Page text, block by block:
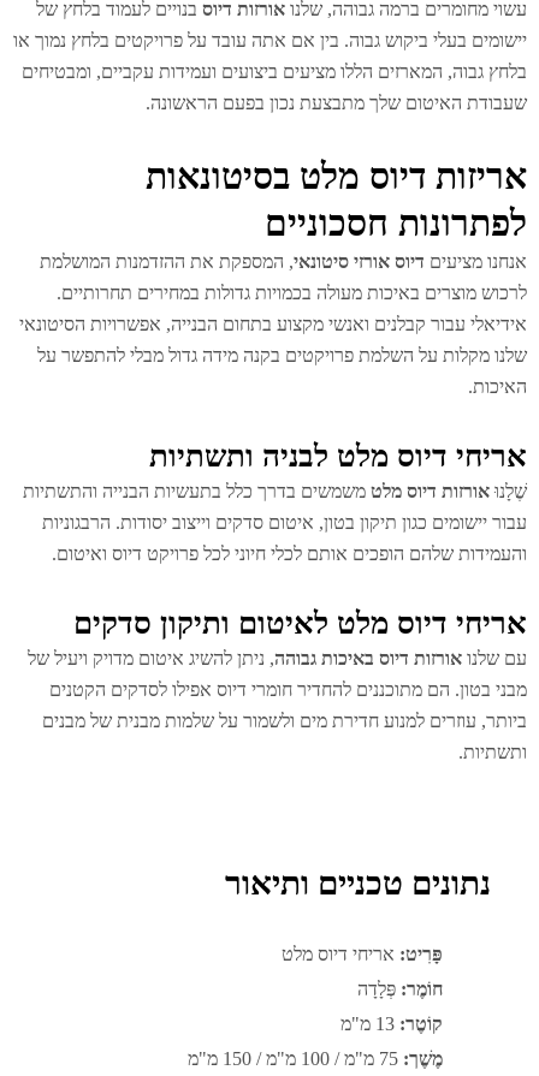
מחומרים ברמה גבוהה, שלנואורזות דיוסבנויים לעמוד בלחץ של
בעלי ביקוש גבוה. בין אם אתה עובד על פרויקטים בלחץ נמוך או
גבוה, המארזים הללו מציעים ביצועים ועמידות עקביים, ומבטיחים
האיטום שלך מתבצעת נכון בפעם הראשונה.
דיוס מלט בסיטונאות
חסכוניים
מציעיםדיוס אורזי סיטונאי, המספקת את ההזדמנות המושלמת
מוצרים באיכות מעולה בכמויות גדולות במחירים תחרותיים.
עבור קבלנים ואנשי מקצוע בתחום הבנייה, אפשרויות הסיטונאי
מקלות על השלמת פרויקטים בקנה מידה גדול מבלי להתפשר על
דיוס מלט לבניה ותשתיות
אורזות דיוס מלטמשמשים בדרך כלל בתעשיות הבנייה והתשתיות
יישומים כגון תיקון בטון, איטום סדקים וייצוב יסודות. הרבגוניות
שלהם הופכים אותם לכלי חיוני לכל פרויקט דיוס ואיטום.
דיוס מלט לאיטום ותיקון סדקים
שלנואורזות דיוס באיכות גבוהה, ניתן להשיג איטום מדויק ויעיל של
בטון. הם מתוכננים להחדיר חומרי דיוס אפילו לסדקים הקטנים
עוזרים למנוע חדירת מים ולשמור על שלמות מבנית של מבנים
נתונים טכניים ותיאור
פָּרִיט:אריחי דיוס מלט
חוֹמֶר:פְּלָדָה
קוֹטֶר:13 מ"מ
מֶשֶׁך:75 מ"מ / 100 מ"מ / 150 מ"מ